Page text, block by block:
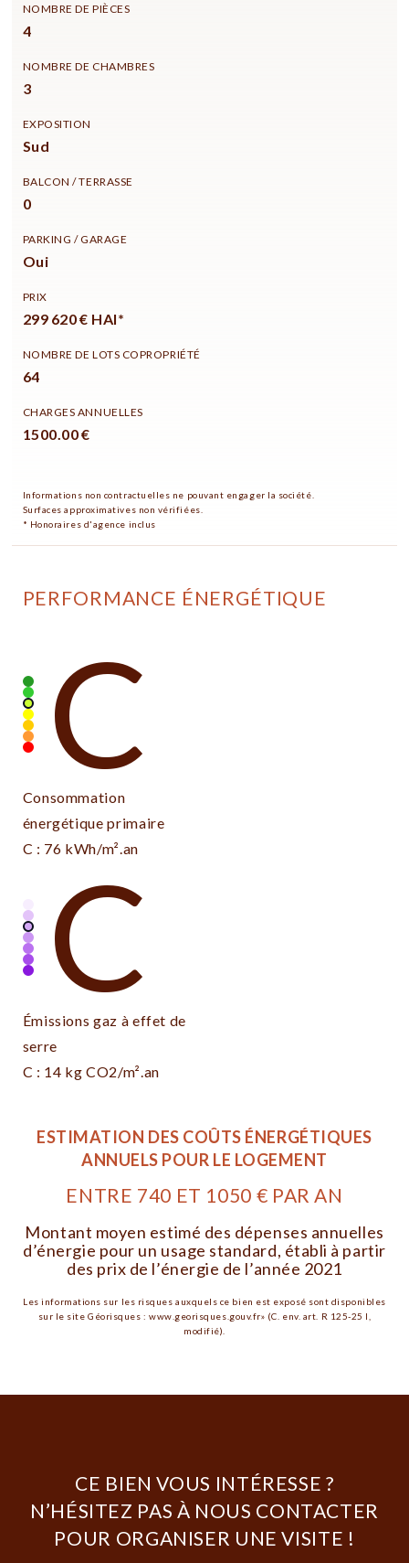
NOMBRE DE PIÈCES
4
NOMBRE DE CHAMBRES
3
EXPOSITION
Sud
BALCON / TERRASSE
0
PARKING / GARAGE
Oui
PRIX
299 620 € HAI*
NOMBRE DE LOTS COPROPRIÉTÉ
64
CHARGES ANNUELLES
1500.00 €
Informations non contractuelles ne pouvant engager la société.
Surfaces approximatives non vérifiées.
* Honoraires d'agence inclus
PERFORMANCE ÉNERGÉTIQUE
C
Consommation
énergétique primaire
C : 76 kWh/m².an
C
Émissions gaz à effet de
serre
C : 14 kg CO2/m².an
ESTIMATION DES COÛTS ÉNERGÉTIQUES
ANNUELS POUR LE LOGEMENT
ENTRE 740 ET 1050 € PAR AN
Montant moyen estimé des dépenses annuelles
d’énergie pour un usage standard, établi à partir
des prix de l’énergie de l’année 2021
Les informations sur les risques auxquels ce bien est exposé sont disponibles
sur le site Géorisques : www.georisques.gouv.fr» (C. env. art. R 125-25 I,
modifié).
CE BIEN VOUS INTÉRESSE ?
N’HÉSITEZ PAS À NOUS CONTACTER
POUR ORGANISER UNE VISITE !